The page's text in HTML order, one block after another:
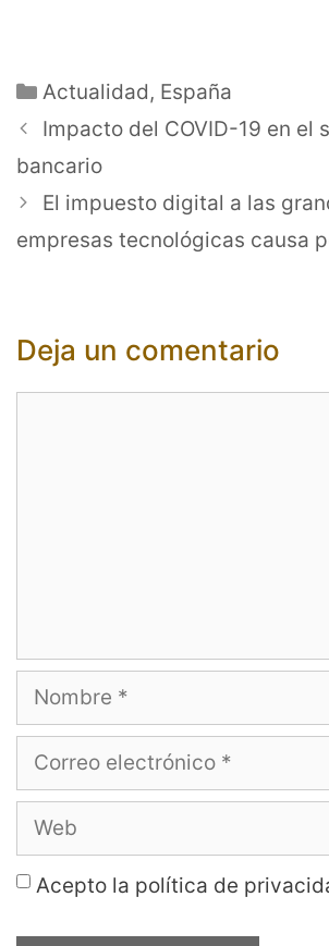
Categorías
Actualidad, España
Impacto del COVID-19 en el
bancario
El impuesto digital a las
empresas tecnológicas causa
Deja un comentario
Nombre
Correo
electrónico
Web
Acepto la política de